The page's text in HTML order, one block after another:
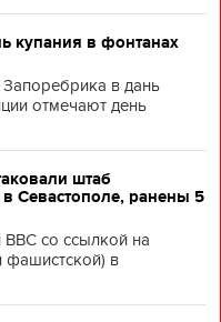
купания в фонтанах
в дань
отмечают день
штаб
Севастополе, ранены 5
со ссылкой на
фашистской) в